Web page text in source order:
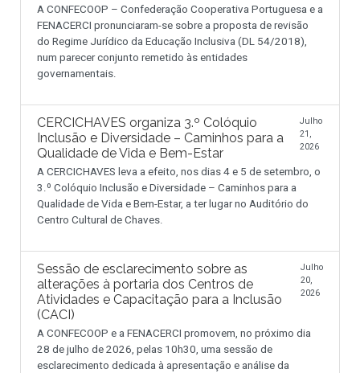
A CONFECOOP – Confederação Cooperativa Portuguesa e a
FENACERCI pronunciaram-se sobre a proposta de revisão
do Regime Jurídico da Educação Inclusiva (DL 54/2018),
num parecer conjunto remetido às entidades
governamentais.
CERCICHAVES organiza 3.º Colóquio
Inclusão e Diversidade – Caminhos para a
Qualidade de Vida e Bem-Estar
Julho
21,
2026
A CERCICHAVES leva a efeito, nos dias 4 e 5 de setembro, o
3.º Colóquio Inclusão e Diversidade – Caminhos para a
Qualidade de Vida e Bem-Estar, a ter lugar no Auditório do
Centro Cultural de Chaves.
Sessão de esclarecimento sobre as
alterações à portaria dos Centros de
Atividades e Capacitação para a Inclusão
(CACI)
Julho
20,
2026
A CONFECOOP e a FENACERCI promovem, no próximo dia
28 de julho de 2026, pelas 10h30, uma sessão de
esclarecimento dedicada à apresentação e análise da